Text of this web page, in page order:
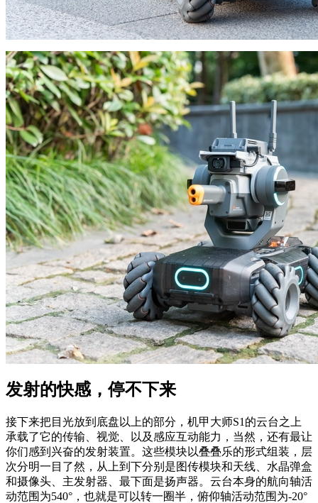
发射的快感，停不下来
接下来把目光放到底盘以上的部分，机甲大师S1的云台之上
承载了它的传输、视觉、以及感应互动能力，当然，还有最让
你们感到兴奋的发射装置。这些模块以叠叠乐的形式组装，层
次分明一目了然，从上到下分别是图传模块和天线、水晶弹盒
和摄像头、主发射器、最下面是扬声器。云台本身的航向轴活
动范围为540°，也就是可以转一圈半，俯仰轴活动范围为-20°